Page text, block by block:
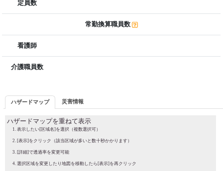
定員数
常勤換算職員数
看護師
介護職員数
ハザードマップ 災害情報
ハザードマップを重ねて表示
表示したい[区域名]を選択（複数選択可）
[表示]をクリック（該当区域が多いと数十秒かかります）
[詳細]で透過率を変更可能
選択区域を変更したり地図を移動したら[表示]を再クリック